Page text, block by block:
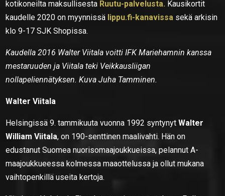
kotikoneilta maksullisesta Ruutu-palvelusta. Kausikortit
kaudelle 2020 on myynnissä lippu.fi-kanavissa sekä arkisin
klo 9-17 SJK Shopissa.
Kaudella 2016 Walter Viitala voitti IFK Mariehamnin kanssa
mestaruuden ja Viitala teki Veikkausliigan
nollapeliennätyksen. Kuva Juha Tamminen.
Walter Viitala
Helsingissä 9. tammikuuta vuonna 1992 syntynytWalter
William Viitala, on 190-senttinen maalivahti. Hän on
edustanut Suomea nuorisomaajoukkueissa, pelannut A-
maajoukkueessa kolmessa maaottelussa ja ollut mukana
vaihtopenkillä useita kertoja.